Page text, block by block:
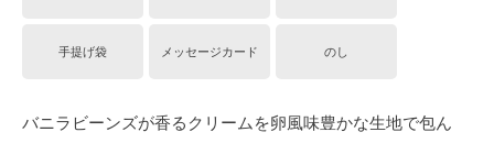
手提げ袋 メッセージカード のし
バニラビーンズが香るクリームを卵風味豊かな生地で包ん